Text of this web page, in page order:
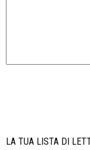
LA TUA LISTA DI